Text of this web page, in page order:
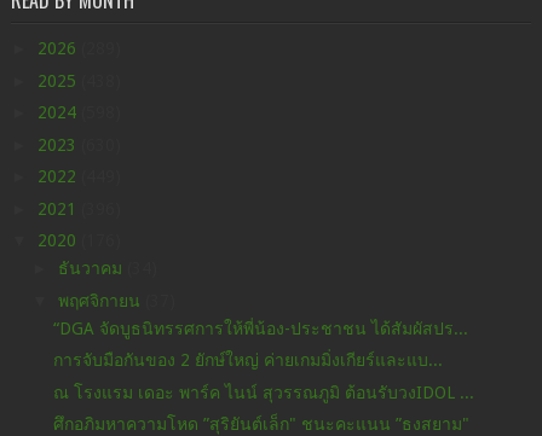
2026
2025
2024
2023
2022
2021
2020
ธันวาคม
พฤศจิกายน
“DGA จัดบูธนิทรรศการให้พี่น้อง-ประชาชน ได้สัมผัสปร...
การจับมือกันของ 2 ยักษ์ใหญ่ ค่ายเกมมิ่งเกียร์และแบ...
ณ โรงแรม เดอะ พาร์ค ไนน์ สุวรรณภูมิ ต้อนรับวงIDOL ...
ศึกอภิมหาความโหด ”สุริยันต์เล็ก" ชนะคะแนน ”ธงสยาม"